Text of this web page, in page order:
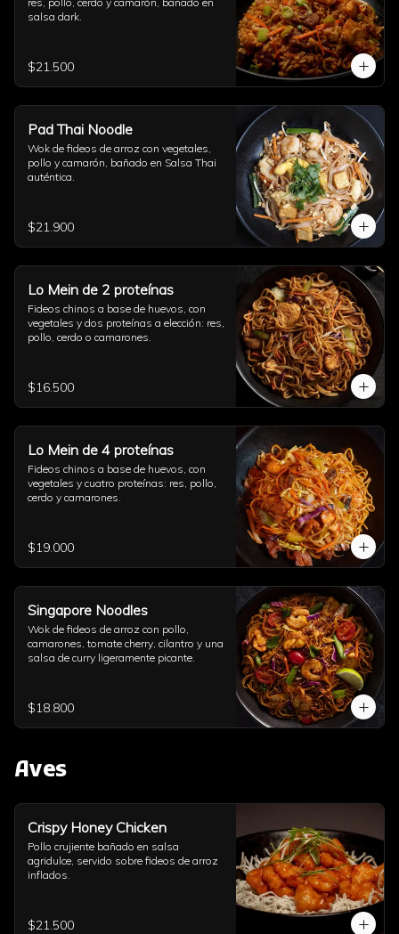
salsa dark.
$21.500
Pad Thai Noodle
Wok de fideos de arroz con vegetales,
pollo y camarón, bañado en Salsa Thai
auténtica.
$21.900
Lo Mein de 2 proteínas
Fideos chinos a base de huevos, con
vegetales y dos proteínas a elección: res,
pollo, cerdo o camarones.
$16.500
Lo Mein de 4 proteínas
Fideos chinos a base de huevos, con
vegetales y cuatro proteínas: res, pollo,
cerdo y camarones.
$19.000
Singapore Noodles
Wok de fideos de arroz con pollo,
camarones, tomate cherry, cilantro y una
salsa de curry ligeramente picante.
$18.800
Aves
Crispy Honey Chicken
Pollo crujiente bañado en salsa
agridulce, servido sobre fideos de arroz
inflados.
$21.500